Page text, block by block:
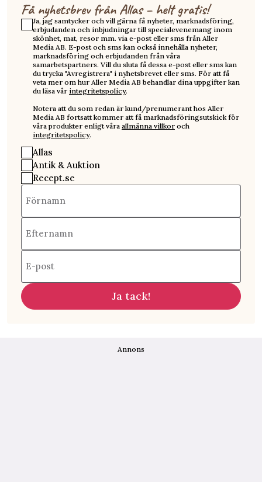
Få nyhetsbrev från Allas – helt gratis!
Ja, jag samtycker och vill gärna få nyheter, marknadsföring,
erbjudanden och inbjudningar till specialevenemang inom
skönhet, mat, resor mm. via e-post eller sms från Aller
Media AB. E-post och sms kan också innehålla nyheter,
marknadsföring och erbjudanden från våra
samarbetspartners. Vill du sluta få dessa e-post eller sms kan
du trycka "Avregistrera" i nyhetsbrevet eller sms. För att få
veta mer om hur Aller Media AB behandlar dina uppgifter kan
du läsa vår integritetspolicy.
Notera att du som redan är kund/prenumerant hos Aller
Media AB fortsatt kommer att få marknadsföringsutskick för
våra produkter enligt våra allmänna villkor och
integritetspolicy.
Allas
Antik & Auktion
Recept.se
Förnamn
Efternamn
E-post
Ja tack!
Annons